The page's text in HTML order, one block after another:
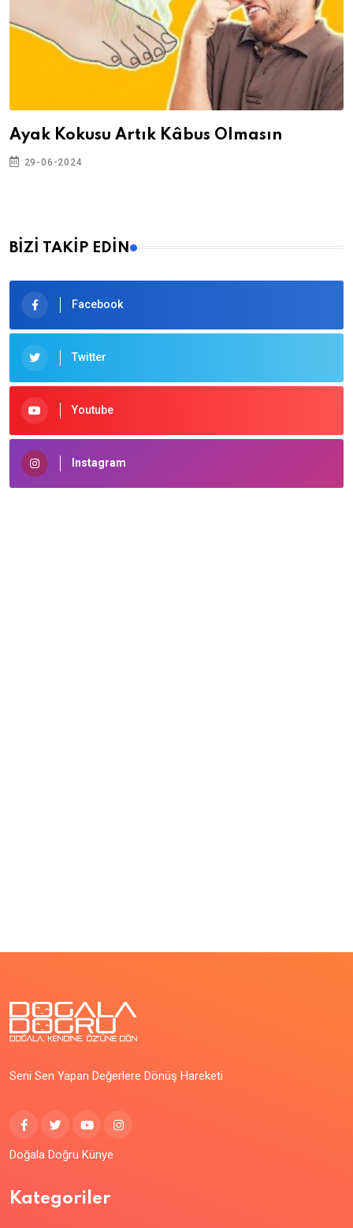
Ayak Kokusu Artık Kâbus Olmasın
29-06-2024
BİZİ TAKİP EDİN
Facebook
Twitter
Youtube
Instagram
Seni Sen Yapan Değerlere Dönüş Hareketi
Doğala Doğru Künye
Kategoriler